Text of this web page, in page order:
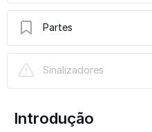
Partes
Sinalizadores
Introdução